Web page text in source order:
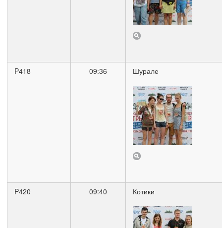
P418 09:36 Шурале
P420 09:40 Котики